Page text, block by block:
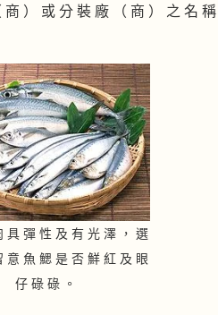
） 或 分 裝 廠 （ 商 ） 之 名
具 彈 性 及 有 光 澤 ， 選
意 魚 鰓 是 否 鮮 紅 及 眼
仔 碌 碌 。